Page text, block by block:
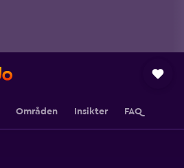
Områden Insikter FAQ